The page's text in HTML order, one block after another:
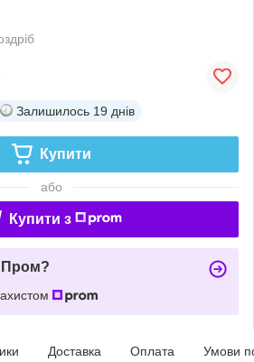
Залишилось 19 днів
Купити
або
Купити з
Пром?
Доставка Оплата Умови